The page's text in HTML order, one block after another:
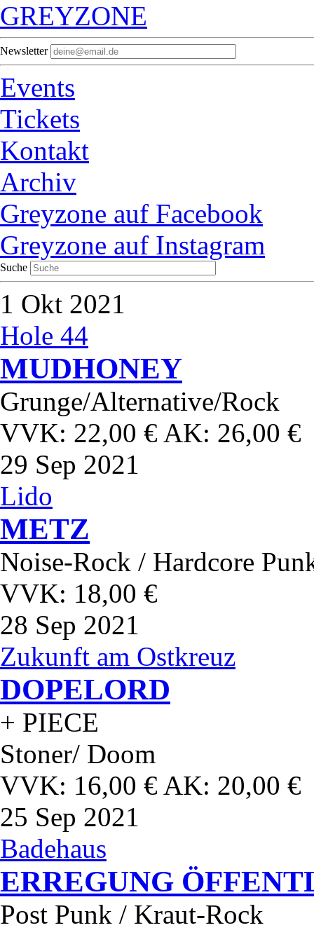
GREYZONE
Newsletter
Events
Tickets
Kontakt
Archiv
Greyzone auf Facebook
Greyzone auf Instagram
Suche
1 Okt 2021
Hole 44
MUDHONEY
Grunge/Alternative/Rock
VVK: 22,00 € AK: 26,00 €
29 Sep 2021
Lido
METZ
Noise-Rock / Hardcore
VVK: 18,00 €
28 Sep 2021
Zukunft am Ostkreuz
DOPELORD
+ PIECE
Stoner/ Doom
VVK: 16,00 € AK: 20,00 €
25 Sep 2021
Badehaus
ERREGUNG
Post Punk / Kraut-Rock